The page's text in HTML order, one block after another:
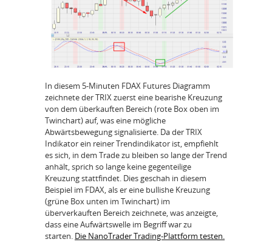
In diesem 5-Minuten FDAX Futures Diagramm
zeichnete der TRIX zuerst eine bearishe Kreuzung
von dem überkauften Bereich (rote Box oben im
Twinchart) auf, was eine mögliche
Abwärtsbewegung signalisierte. Da der TRIX
Indikator ein reiner Trendindikator ist, empfiehlt
es sich, in dem Trade zu bleiben so lange der Trend
anhält, sprich so lange keine gegenteilige
Kreuzung stattfindet. Dies geschah in diesem
Beispiel im FDAX, als er eine bullishe Kreuzung
(grüne Box unten im Twinchart) im
überverkauften Bereich zeichnete, was anzeigte,
dass eine Aufwärtswelle im Begriff war zu
starten. Die NanoTrader Trading-Plattform testen.